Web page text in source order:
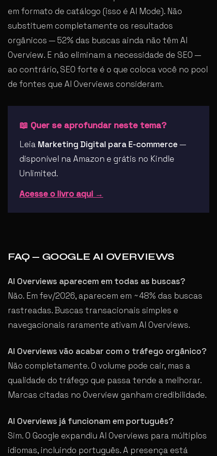
em formato de catálogo (isso é AI Mode). Não
substituem completamente os resultados
orgânicos — 52% das buscas ainda não têm AI
Overview. E não eliminam a necessidade de SEO —
ao contrário, SEO forte é o que coloca você no pool
de fontes que AI Overviews consideram.
📖 Quer se aprofundar neste tema?
Leia Marketing Digital para E-commerce —
disponível na Amazon e grátis no Kindle
Unlimited.
Acesse o livro aqui →
FAQ — GOOGLE AI OVERVIEWS
AI Overviews aparecem em todas as buscas?
Não. Em fev/2026, aparecem em ~48% das buscas
rastreadas. Buscas transacionais simples e
navegacionais raramente ativam AI Overviews.
AI Overviews vão acabar com o tráfego orgânico?
Não completamente. O volume pode cair, mas a
qualidade do tráfego que passa tende a melhorar.
Marcas citadas no Overview ganham credibilidade.
AI Overviews já funcionam em português?
Sim. O Google expandiu AI Overviews para múltiplos
idiomas, incluindo português. A presença está